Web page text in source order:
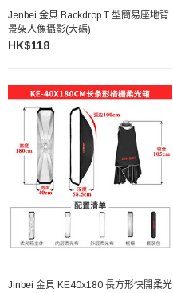
Jenbei 金貝 Backdrop T 型簡易座地背
景架人像攝影(大碼)
HK$118
Jinbei 金貝 KE40x180 長方形快開柔光